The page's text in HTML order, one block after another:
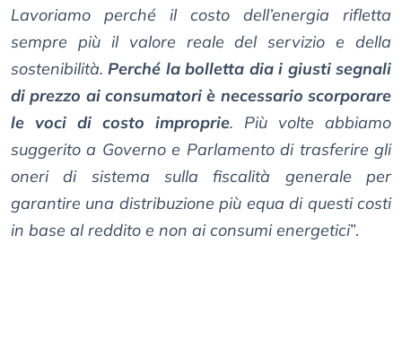
Lavoriamo perché il costo dell’energia rifletta
sempre più il valore reale del servizio e della
sostenibilità.Perché la bolletta dia i giusti segnali
di prezzo ai consumatori è necessario scorporare
le voci di costo improprie. Più volte abbiamo
suggerito a Governo e Parlamento di trasferire gli
oneri di sistema sulla fiscalità generale per
garantire una distribuzione più equa di questi costi
in base al reddito e non ai consumi energetici”.